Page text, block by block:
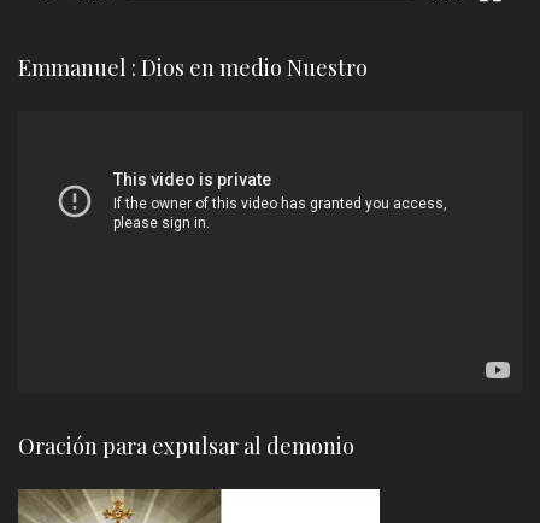
Emmanuel : Dios en medio Nuestro
vídeo
Oración para expulsar al demonio